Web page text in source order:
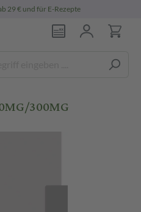
29 € und für E-Rezepte
300MG